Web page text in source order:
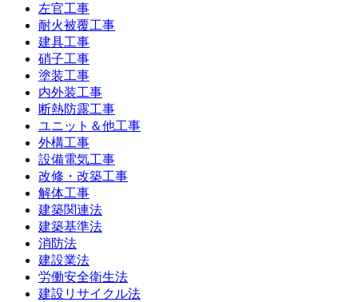
左官工事
耐火被覆工事
建具工事
硝子工事
塗装工事
内外装工事
断熱防露工事
ユニット＆他工事
外構工事
設備電気工事
改修・改築工事
解体工事
建築関連法
建築基準法
消防法
建設業法
労働安全衛生法
建設リサイクル法